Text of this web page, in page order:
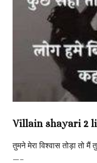
Villain shayari 2
तुमने मेरा विश्वास तोड़ा तो मैं
—–